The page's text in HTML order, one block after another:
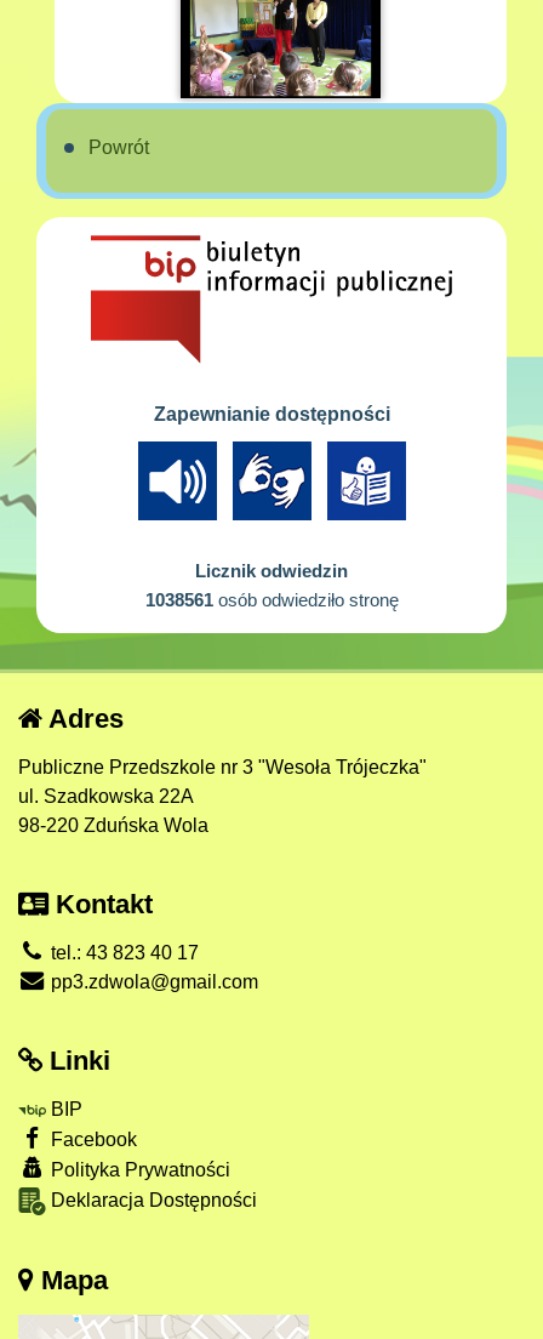
Powrót
Zapewnianie dostępności
Licznik odwiedzin
1038561osób odwiedziło stronę
Adres
Publiczne Przedszkole nr 3 "Wesoła Trójeczka"
ul. Szadkowska 22A
98-220 Zduńska Wola
Kontakt
tel.: 43 823 40 17
pp3.zdwola@gmail.com
Linki
BIP
Facebook
Polityka Prywatności
Deklaracja Dostępności
Mapa